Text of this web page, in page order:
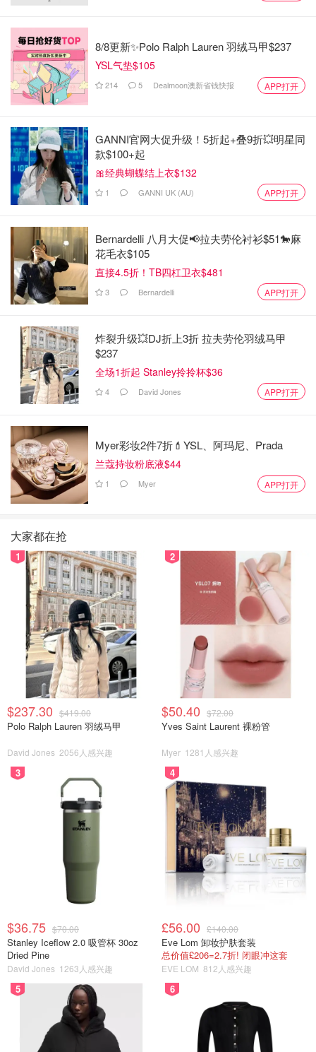
8/8更新✨Polo Ralph Lauren 羽绒马甲$237
YSL气垫$105
214 5 Dealmoon澳新省钱快报 APP打开
GANNI官网大促升级！5折起+叠9折💥明星同
款$100+起
🎀经典蝴蝶结上衣$132
1 GANNI UK (AU) APP打开
Bernardelli 八月大促📢拉夫劳伦衬衫$51🐎麻
花毛衣$105
直接4.5折！TB四杠卫衣$481
3 Bernardelli APP打开
炸裂升级💥DJ折上3折 拉夫劳伦羽绒马甲
$237
全场1折起 Stanley拎拎杯$36
4 David Jones APP打开
Myer彩妆2件7折💄YSL、阿玛尼、Prada
兰蔻持妆粉底液$44
1 Myer APP打开
大家都在抢
1
$237.30 $419.00
Polo Ralph Lauren 羽绒马甲
David Jones 2056人感兴趣
2
$50.40 $72.00
Yves Saint Laurent 裸粉管
Myer 1281人感兴趣
3
$36.75 $70.00
Stanley Iceflow 2.0 吸管杯 30oz
Dried Pine
David Jones 1263人感兴趣
4
£56.00 £140.00
Eve Lom 卸妆护肤套装
总价值£206=2.7折! 闭眼冲这套
EVE LOM 812人感兴趣
5 6